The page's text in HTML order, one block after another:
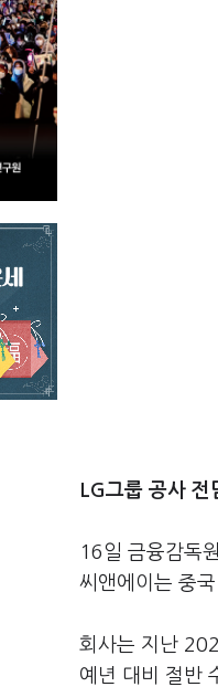
LG그룹 공사
16일 금융감독
씨앤에이는 중
회사는 지난
예년 대비 절반